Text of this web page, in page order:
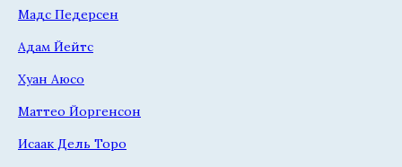
Мадс Педерсен
Адам Йейтс
Хуан Аюсо
Маттео Йоргенсон
Исаак Дель Торо